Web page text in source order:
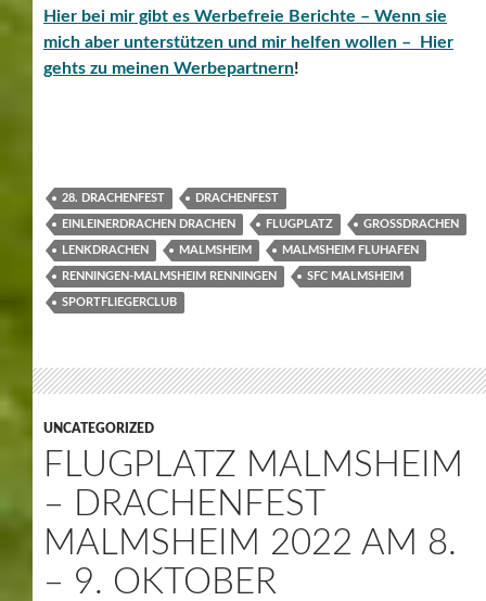
Hier bei mir gibt es Werbefreie Berichte – Wenn sie
mich aber unterstützen und mir helfen wollen – Hier
gehts zu meinen Werbepartnern!
28. DRACHENFEST DRACHENFEST
EINLEINERDRACHEN DRACHEN FLUGPLATZ GROSSDRACHEN
LENKDRACHEN MALMSHEIM MALMSHEIM FLUHAFEN
RENNINGEN-MALMSHEIM RENNINGEN SFC MALMSHEIM
SPORTFLIEGERCLUB
UNCATEGORIZED
FLUGPLATZ MALMSHEIM
– DRACHENFEST
MALMSHEIM 2022 AM 8.
– 9. OKTOBER